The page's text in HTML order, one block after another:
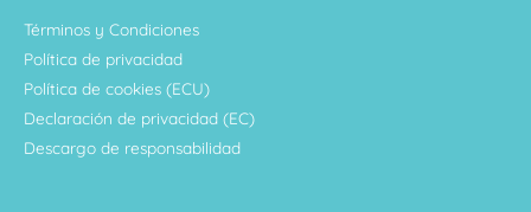
Términos y Condiciones
Política de privacidad
Política de cookies (ECU)
Declaración de privacidad (EC)
Descargo de responsabilidad